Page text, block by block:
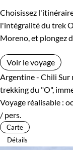
Choisissez
l'intégralité du trek
Moreno, et plongez
Voir le voyage
Argentine - Chili Sur
trekking du "O",
Voyage réalisable :
/ pers.
Carte
Détails